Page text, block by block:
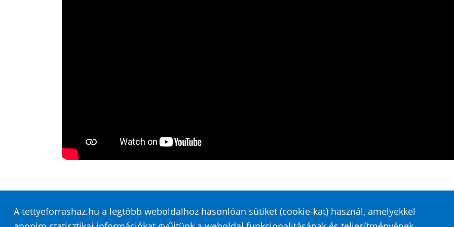
A tettyeforrashaz.hu a legtöbb weboldalhoz hasonlóan sütiket (cookie-kat) használ, amelyekkel